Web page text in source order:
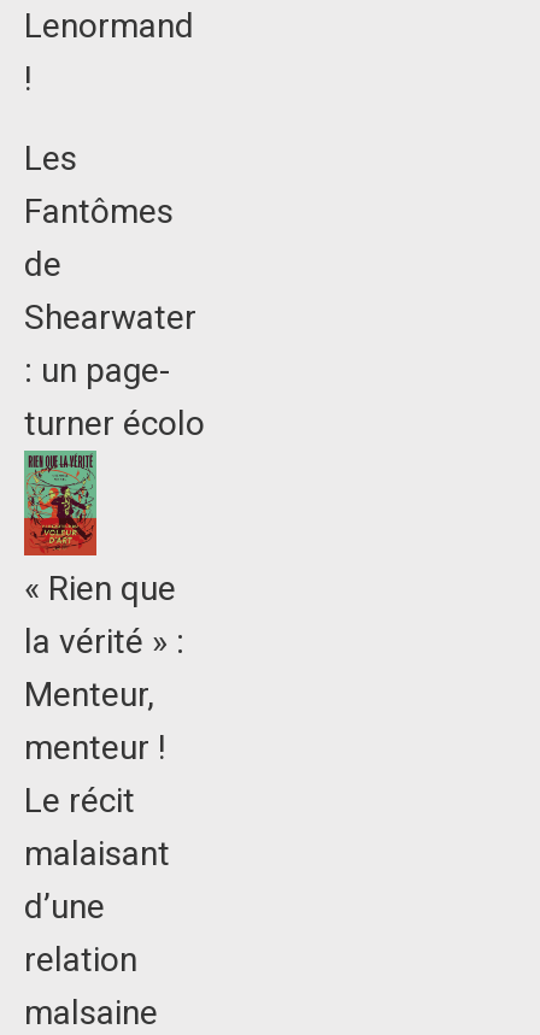
Lenormand
!
Les
Fantômes
de
Shearwater
: un page-
turner écolo
« Rien que
la vérité » :
Menteur,
menteur !
Le récit
malaisant
d’une
relation
malsaine